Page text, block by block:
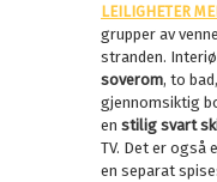
LEILIGHETER
grupper av
stranden.
soverom, to
gjennomsiktig
en stilig svart
TV. Det er også
en separat